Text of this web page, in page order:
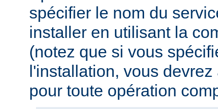
spécifier le nom du
installer en utilisant la
(notez que si vous
l'installation, vous
pour toute opération